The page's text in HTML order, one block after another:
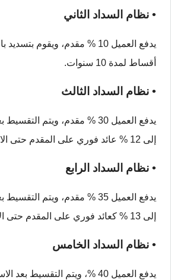
• نظام السداد الثاني
يدفع العميل 10 % مقدم، ويقوم
أقساط لمدة 10 سنوات.
• نظام السداد الثالث
يدفع العميل 30 % مقدم، ويتم
إلى 12 % عائد فوري على المقدم حتى الاستلام.
• نظام السداد الرابع
يدفع العميل 35 % مقدم، ويتم
إلى 13 % كعائد فوري على المقدم حتى الاستلام.
• نظام السداد الخامس
يدفع العميل 40 %، ويتم التقسيط